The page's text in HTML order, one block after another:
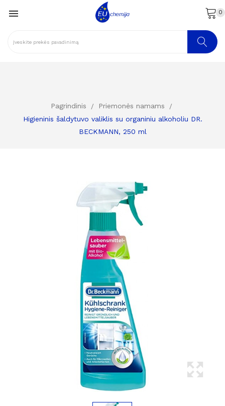
 0
Pagrindinis
Priemonės namams
Higieninis šaldytuvo valiklis su organiniu alkoholiu DR.
BECKMANN, 250 ml